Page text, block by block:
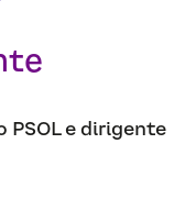
PSOL e dirigente